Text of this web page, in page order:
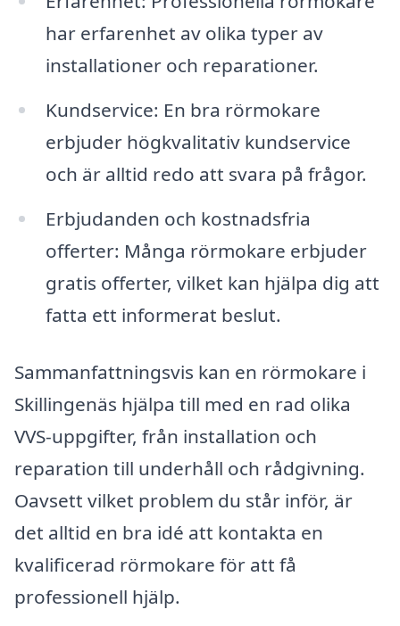
har erfarenhet av olika typer av
installationer och reparationer.
Kundservice: En bra rörmokare
erbjuder högkvalitativ kundservice
och är alltid redo att svara på frågor.
Erbjudanden och kostnadsfria
offerter: Många rörmokare erbjuder
gratis offerter, vilket kan hjälpa dig att
fatta ett informerat beslut.
Sammanfattningsvis kan en rörmokare i
Skillingenäs hjälpa till med en rad olika
VVS-uppgifter, från installation och
reparation till underhåll och rådgivning.
Oavsett vilket problem du står inför, är
det alltid en bra idé att kontakta en
kvalificerad rörmokare för att få
professionell hjälp.